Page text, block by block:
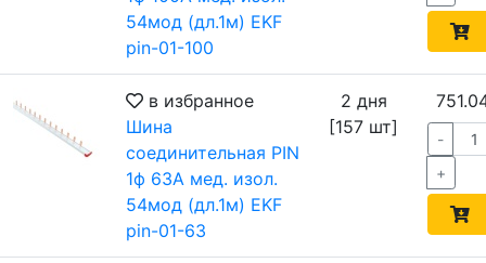
54мод (дл.1м) EKF
pin-01-100
в избранное
Шина
соединительная PIN
1ф 63А мед. изол.
54мод (дл.1м) EKF
pin-01-63
2 дня
[157 шт]
-
+